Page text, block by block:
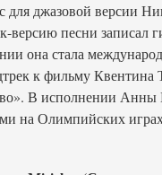
джазовой версии
версию песни записал
она стала
к фильму Квентина
В исполнении Анны
на Олимпийских